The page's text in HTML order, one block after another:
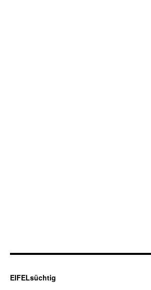
EIFELsüchtig